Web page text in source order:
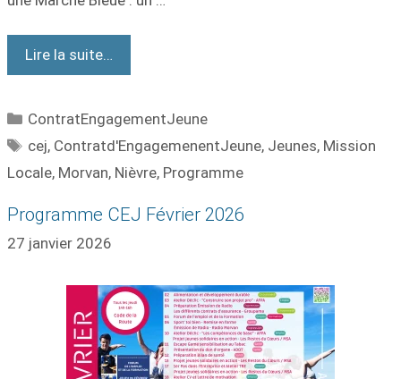
Lire la suite…
ContratEngagementJeune
cej, Contratd'EngagemenentJeune, Jeunes, Mission
Locale, Morvan, Nièvre, Programme
Programme CEJ Février 2026
27 janvier 2026